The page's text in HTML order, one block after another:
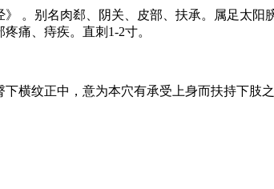
。别名肉郄、阴关、皮部、扶承。属足太
痛、痔疾。直刺1-2寸。
横纹正中，意为本穴有承受上身而扶持下肢之